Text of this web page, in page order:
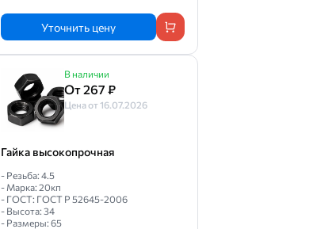
Уточнить цену
В наличии
От 267 ₽
Цена от 16.07.2026
Гайка высокопрочная
- Резьба: 4.5
- Марка: 20кп
- ГОСТ: ГОСТ Р 52645-2006
- Высота: 34
- Размеры: 65